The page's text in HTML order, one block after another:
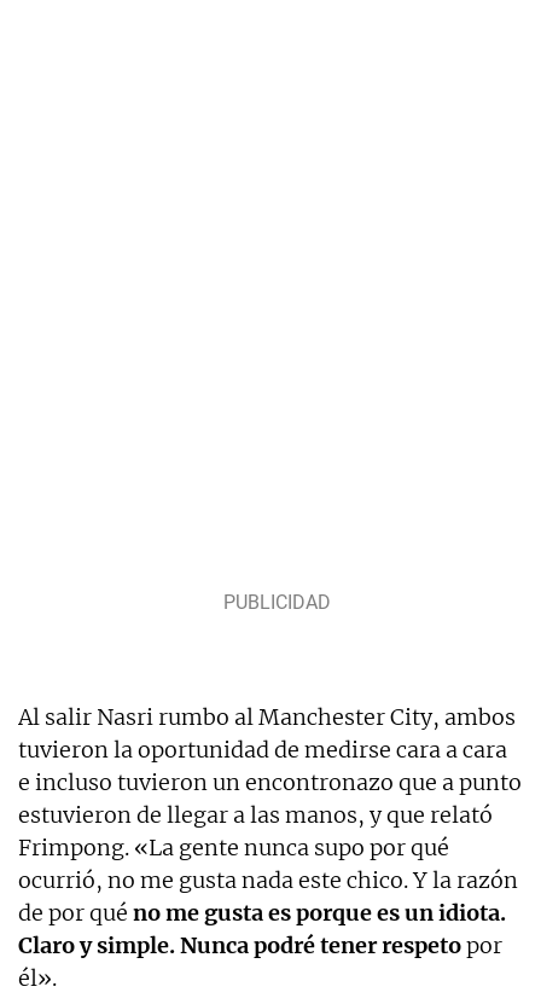
Al salir Nasri rumbo al Manchester City, ambos
tuvieron la oportunidad de medirse cara a cara
e incluso tuvieron un encontronazo que a punto
estuvieron de llegar a las manos, y que relató
Frimpong. «La gente nunca supo por qué
ocurrió, no me gusta nada este chico. Y la razón
de por qué no me gusta es porque es un idiota.
Claro y simple. Nunca podré tener respetopor
él».